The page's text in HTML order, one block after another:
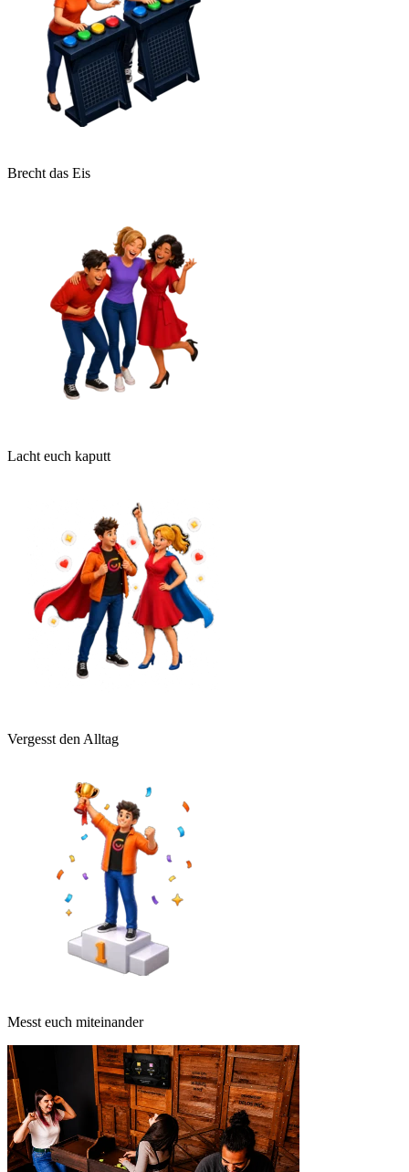
Brecht das Eis
Lacht euch kaputt
Vergesst den Alltag
Messt euch miteinander